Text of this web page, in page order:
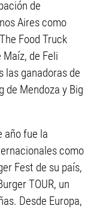
de
Aires como
Food Truck
Maíz, de Feli
las ganadoras de
de Mendoza y Big
año fue la
como
Fest de su país,
TOUR, un
Desde Europa,